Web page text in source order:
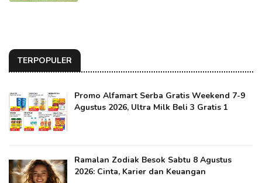
TERPOPULER
Promo Alfamart Serba Gratis Weekend 7-9
Agustus 2026, Ultra Milk Beli 3 Gratis 1
Ramalan Zodiak Besok Sabtu 8 Agustus
2026: Cinta, Karier dan Keuangan